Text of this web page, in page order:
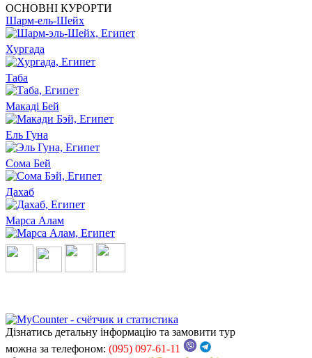
ОСНОВНІ КУРОРТИ
Шарм-ель-Шейх
Хургада
Таба
Макаді Бей
Ель Гуна
Сома Бей
Дахаб
Марса Алам
Дізнатись детальну інформацію та замовити тур
можна за телефоном: (095) 097-61-11